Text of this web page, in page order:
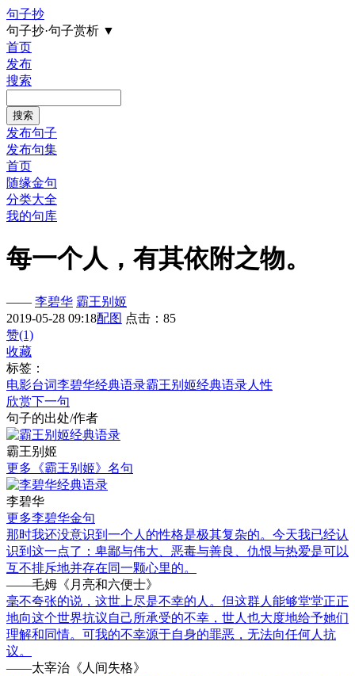
句子抄
句子抄·句子赏析 ▼
首页
发布
搜索
发布句子
发布句集
首页
随缘金句
分类大全
我的句库
每一个人，有其依附之物。
—— 李碧华 霸王别姬
2019-05-28 09:18配图 点击：85
赞(1)
收藏
标签：
电影台词李碧华经典语录霸王别姬经典语录人性
欣赏下一句
句子的出处/作者
霸王别姬
更多《霸王别姬》名句
李碧华
更多李碧华金句
那时我还没意识到一个人的性格是极其复杂的。今天我已经认
识到这一点了：卑鄙与伟大、恶毒与善良、仇恨与热爱是可以
互不排斥地并存在同一颗心里的。
——毛姆《月亮和六便士》
毫不夸张的说，这世上尽是不幸的人。但这群人能够堂堂正正
地向这个世界抗议自己所承受的不幸，世人也大度地给予她们
理解和同情。可我的不幸源于自身的罪恶，无法向任何人抗
议。
——太宰治《人间失格》